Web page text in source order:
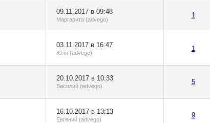
09.11.2017 в 09:48
Маргарита (advego)
1
03.11.2017 в 16:47
Юля (advego)
1
20.10.2017 в 10:33
Василий (advego)
5
16.10.2017 в 13:13
Евгений (advego)
9